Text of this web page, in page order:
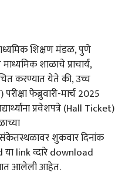
शिक्षण मंडळ, पुणे
शाळाचे प्राचार्य,
करण्यात येते की, उच्च
फेब्रुवारी-मार्च 2025
प्रवेशपत्रे (Hall Ticket)
शुकवार दिनांक
link व्दारे download
आलेली आहेत.